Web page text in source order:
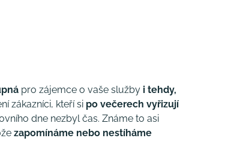
pro zájemce o vaše služby i tehdy,
zákazníci, kteří si po večerech vyřizují
dne nezbyl čas. Známe to asi
zapomínáme nebo nestíháme